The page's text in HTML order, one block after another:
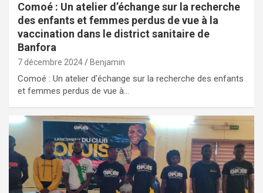
Comoé : Un atelier d’échange sur la recherche
des enfants et femmes perdus de vue à la
vaccination dans le district sanitaire de
Banfora
7 décembre 2024 Benjamin
Comoé : Un atelier d’échange sur la recherche des enfants
et femmes perdus de vue à…